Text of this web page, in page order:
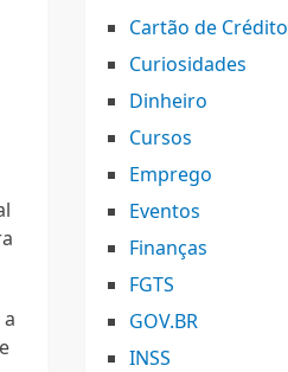
Cartão de Crédito
Curiosidades
Dinheiro
Cursos
Emprego
Eventos
Finanças
FGTS
GOV.BR
INSS